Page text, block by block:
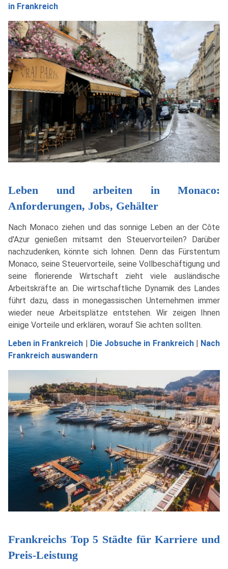
in Frankreich
Leben und arbeiten in Monaco:
Anforderungen, Jobs, Gehälter
Nach Monaco ziehen und das sonnige Leben an der Côte
d'Azur genießen mitsamt den Steuervorteilen? Darüber
nachzudenken, könnte sich lohnen. Denn das Fürstentum
Monaco, seine Steuervorteile, seine Vollbeschäftigung und
seine florierende Wirtschaft zieht viele ausländische
Arbeitskräfte an. Die wirtschaftliche Dynamik des Landes
führt dazu, dass in monegassischen Unternehmen immer
wieder neue Arbeitsplätze entstehen. Wir zeigen Ihnen
einige Vorteile und erklären, worauf Sie achten sollten.
Leben in Frankreich
Die Jobsuche in Frankreich|
Nach
Frankreich auswandern
Frankreichs Top 5 Städte für Karriere und
Preis-Leistung